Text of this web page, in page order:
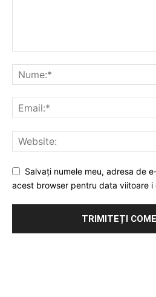
Salvați numele meu, adresa de
acest browser pentru data viitoare i